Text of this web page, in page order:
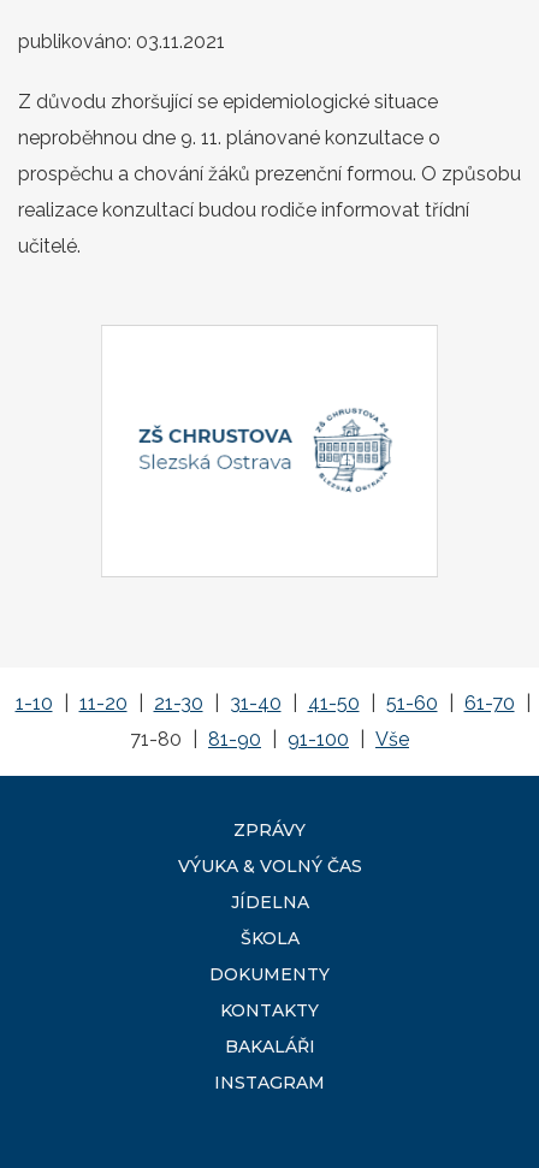
publikováno: 03.11.2021
Z důvodu zhoršující se epidemiologické situace
neproběhnou dne 9. 11. plánované konzultace o
prospěchu a chování žáků prezenční formou. O způsobu
realizace konzultací budou rodiče informovat třídní
učitelé.
1-10 11-20 21-30 31-40 41-50 51-60 61-70
71-80
81-90 91-100 Vše
ZPRÁVY
VÝUKA & VOLNÝ ČAS
JÍDELNA
ŠKOLA
DOKUMENTY
KONTAKTY
BAKALÁŘI
INSTAGRAM